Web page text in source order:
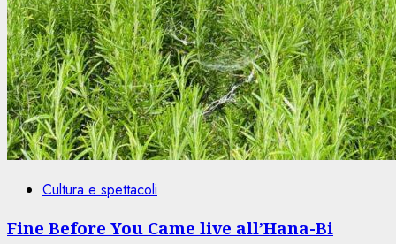
Cultura e spettacoli
Fine Before You Came live all’Hana-Bi